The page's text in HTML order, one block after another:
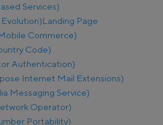
Services)
Landing Page
Commerce)
Code)
Authentication)
Internet Mail Extensions)
Messaging Service)
Operator)
Portability)